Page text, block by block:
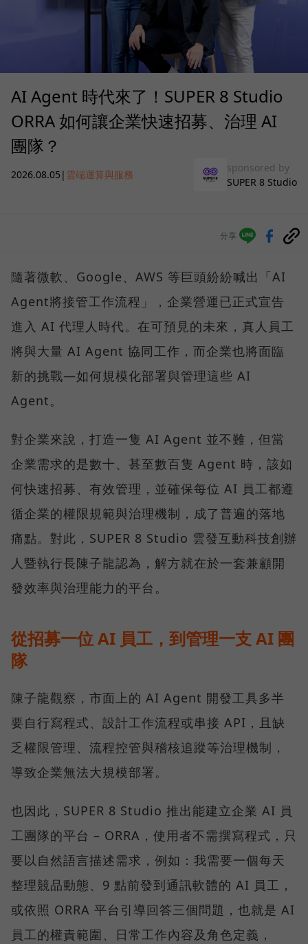
AI Agent 時代來了！SUPER 8 Studio
ORRA 如何讓企業快速招募、治理 AI
團隊？
2026.08.05 | 雲端運算與服務
sponsored by
SUPER 8 Studio
分享
隨著微軟、Google、AWS 等巨頭紛紛喊出「AI
Agent將接管工作流程」，企業營運已正式宣告
進入 AI 代理人時代。在可預見的未來，真人員工
將與大量 AI Agent 協同工作，而企業也將面臨
新的挑戰—如何規模化部署與管理這些 AI
Agent。
對企業來說，打造一隻 AI Agent 並不難，但當
企業需求的是數十、甚至數百隻 Agent 時，該如
何快速招募、有效管理，並確保每位 AI 員工都遵
循企業的權限規範與治理機制，成了普遍的落地
痛點。對此，SUPER 8 Studio 雲發互動科技創辦
人暨執行長陳子龍認為，解方就在於一套兼顧開
發效率與治理能力的平台。
從招募一位 AI 員工，到管理一支 AI 團
隊
陳子龍觀察，市面上的 AI Agent 開發工具多半
要自行寫程式、設計工作流程或串接 API，且缺
乏權限管理、流程控管與稽核追蹤等治理機制，
導致企業無法大規模部署。
也因此，SUPER 8 Studio 推出能建立企業 AI 員
工團隊的平台 – ORRA，使用者不需撰寫程式，只
要以自然語言描述需求，例如：我需要一個每天
整理競品動態、9 點前發到通訊軟體的 AI 員工，
或依照 ORRA 平台引導回答三個問題，也就是 AI
員工的權責範圍、日常工作內容及角色定義，